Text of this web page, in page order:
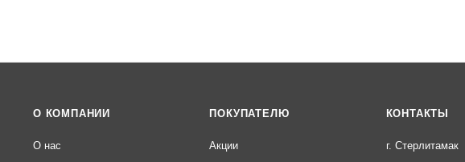
О КОМПАНИИ
О нас
ПОКУПАТЕЛЮ
Акции
КОНТАКТЫ
г. Стерлитамак